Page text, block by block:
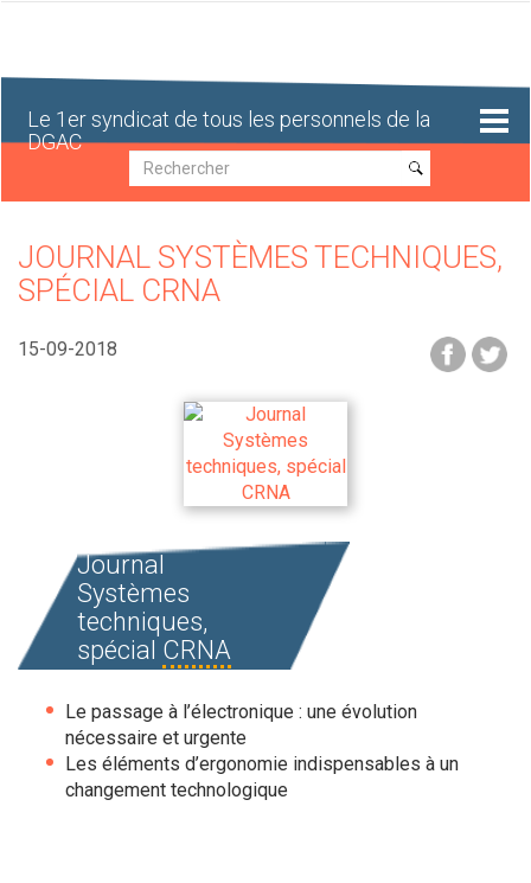
Le 1er syndicat de tous les personnels de la
DGAC
Recherche
Recherche
JOURNAL SYSTÈMES TECHNIQUES,
SPÉCIAL CRNA
15-09-2018
Journal
Systèmes
techniques,
spécial CRNA
Le passage à l’électronique : une évolution
nécessaire et urgente
Les éléments d’ergonomie indispensables à un
changement technologique